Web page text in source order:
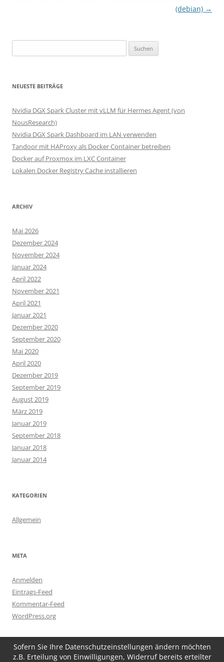
(debian) →
nach:
NEUESTE BEITRÄGE
Nvidia DGX Spark Cluster mit vLLM für Hermes Agent (von
NousResearch)
Nvidia DGX Spark Dashboard im LAN verwenden
Tandoor mit HAProxy als Docker Container betreiben
Docker auf Proxmox im LXC Container
Lokalen Docker Registry Cache installieren
ARCHIV
Mai 2026
Dezember 2024
November 2024
Januar 2024
April 2022
November 2021
April 2021
Januar 2021
Dezember 2020
September 2020
Mai 2020
April 2020
Dezember 2019
September 2019
August 2019
März 2019
Januar 2019
September 2018
Januar 2018
Januar 2014
KATEGORIEN
Allgemein
META
Anmelden
Eintrags-Feed
Kommentar-Feed
WordPress.org
Sofern Sie Ihre Datenschutzeinstellungen ändern möchten
z.B. Erteilung von Einwilligungen, Widerruf bereits erteilter